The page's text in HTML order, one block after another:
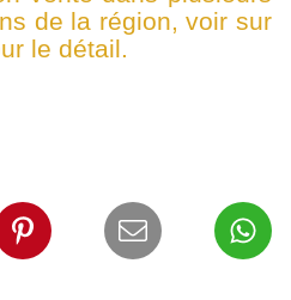
de la région, voir sur
le détail.